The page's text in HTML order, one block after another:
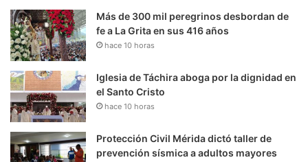
Más de 300 mil peregrinos desbordan de
fe a La Grita en sus 416 años
hace 10 horas
Iglesia de Táchira aboga por la dignidad en
el Santo Cristo
hace 10 horas
Protección Civil Mérida dictó taller de
prevención sísmica a adultos mayores